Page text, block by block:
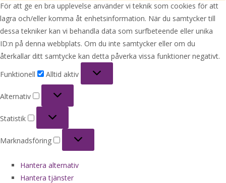
För att ge en bra upplevelse använder vi teknik som cookies för att
lagra och/eller komma åt enhetsinformation. När du samtycker till
dessa tekniker kan vi behandla data som surfbeteende eller unika
ID:n på denna webbplats. Om du inte samtycker eller om du
återkallar ditt samtycke kan detta påverka vissa funktioner negativt.
Funktionell
Alltid aktiv
Alternativ
Statistik
Marknadsföring
Hantera alternativ
Hantera tjänster